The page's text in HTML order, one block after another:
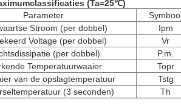
(Ta=25℃)
Parameter
Stroom (per dobbel)
Ipm
Voltage (per dobbel)
Vr
(per dobbel)
P.m.
Temperatuurwaaier
Topr
van de opslagtemperatuur
Tstg
(3 seconden)
Th